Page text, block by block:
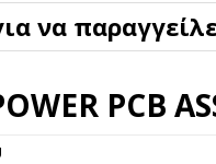
να
PCB